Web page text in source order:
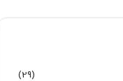
(29)